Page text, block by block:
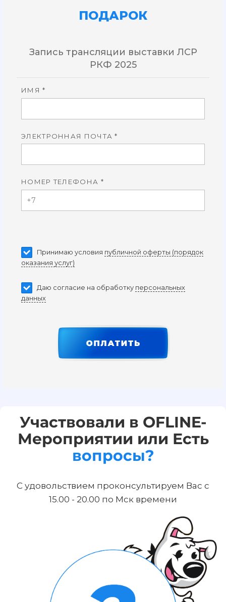
ПОДАРОК
Запись трансляции выставки ЛСР
РКФ 2025
ИМЯ *
ЭЛЕКТРОННАЯ ПОЧТА *
НОМЕР ТЕЛЕФОНА *
Принимаю условия публичной оферты (порядок
оказания услуг)
Даю согласие на обработку персональных
данных
Участвовали в OFLINE-
Мероприятии или Есть
вопросы?
С удовольствием проконсультируем Вас с
15.00 - 20.00 по Мск времени